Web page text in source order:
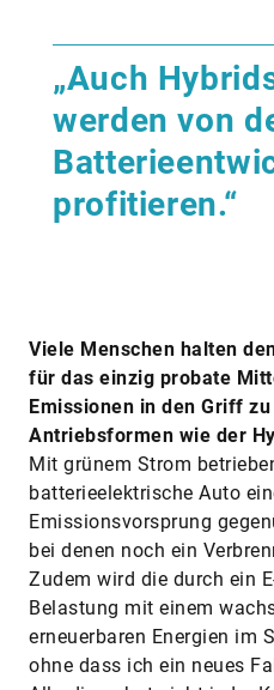
„Auch
werden von
profitieren.“
Viele Menschen halten
für das einzig probate
Emissionen in den Griff
Antriebsformen wie der
Mit grünem Strom
batterieelektrische Auto
Emissionsvorsprung
bei denen noch ein
Zudem wird die durch ein
Belastung mit einem
erneuerbaren Energien im
ohne dass ich ein neues